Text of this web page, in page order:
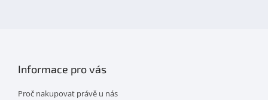
Informace pro vás
Proč nakupovat právě u nás